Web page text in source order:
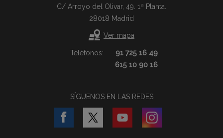
C/ Arroyo del Olivar, 49. 1ª Planta.
28018 Madrid
Ver mapa
Teléfonos:
91 725 16 49
615 10 90 16
SÍGUENOS EN LAS REDES